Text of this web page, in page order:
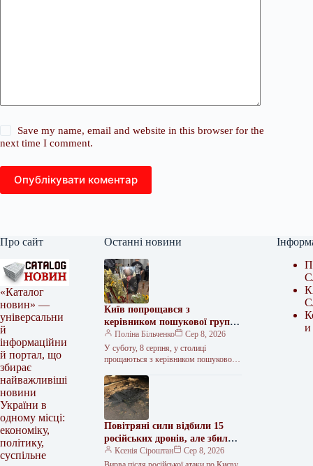
Save my name, email and website in this browser for the
next time I comment.
Опублікувати коментар
Про сайт
«Каталог
новин» —
універсальни
й
інформаційни
й портал, що
збирає
найважливіші
новини
України в
одному місці:
економіку,
політику,
суспільне
Останні новини
Київ попрощався з
керівником пошукової групи
Олексієм Юковим
Поліна Більченко
Сер 8, 2026
У суботу, 8 серпня, у столиці
прощаються з керівником пошукової
який 5 серпня отримав смертельне
поранення…
Повітряні сили відбили 15
російських дронів, але збили
лише частину балістичних та
зенітних ракет
Ксенія Сіроштан
Сер 8, 2026
и